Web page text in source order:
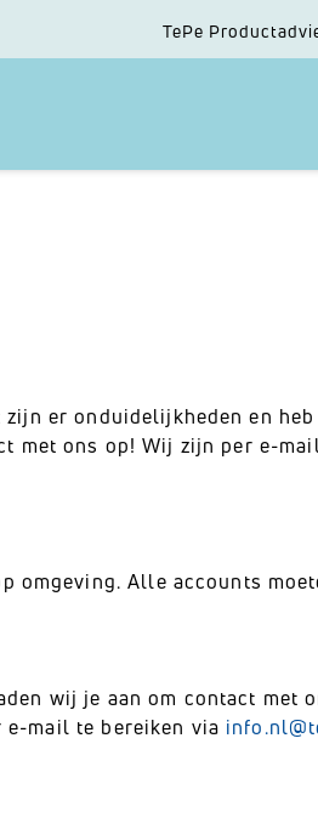
TePe
er onduidelijkheden en
met ons op! Wij zijn per e-
omgeving. Alle accounts
wij je aan om contact met
mail te bereiken via